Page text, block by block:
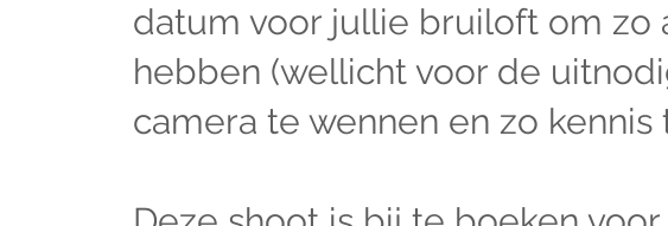
datum voor jullie bruiloft om zo
hebben (wellicht voor de
camera te wennen en zo kennis